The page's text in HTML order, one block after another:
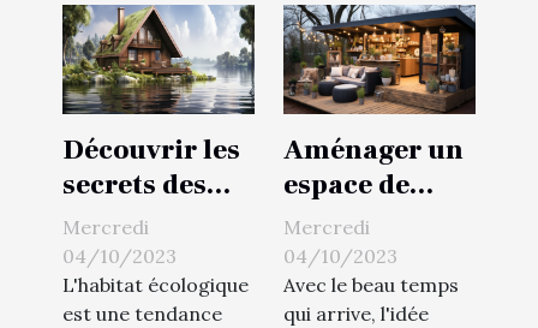
Découvrir les
secrets des
maisons
flottantes
écologiques
Mercredi
04/10/2023
L'habitat écologique
est une tendance
Aménager un
espace de
travail
extérieur
Mercredi
04/10/2023
Avec le beau temps
qui arrive, l'idée